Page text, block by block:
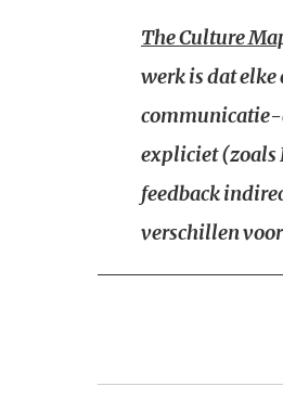
The Culture
werk is dat
communicatie-
expliciet (zoals
feedback
verschillen